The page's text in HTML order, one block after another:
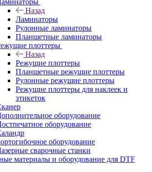
Назад
Ламинаторы
Рулонные ламинаторы
Планшетные ламинаторы
плоттеры
Назад
Режущие плоттеры
Планшетные режущие плоттеры
Рулонные режущие плоттеры
Режущие плоттеры для наклеек и
этикеток
оборудование
оборудование
оборудование
сварочные станки
материалы и оборудование для DTF